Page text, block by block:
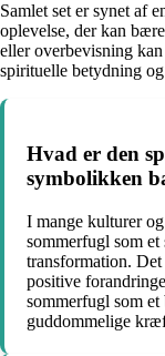
Samlet set er synet af
oplevelse, der kan
eller overbevisning
spirituelle betydning
Hvad er den
symbolikken
I mange kulturer
sommerfugl som
transformation.
positive
sommerfugl som
guddommelige